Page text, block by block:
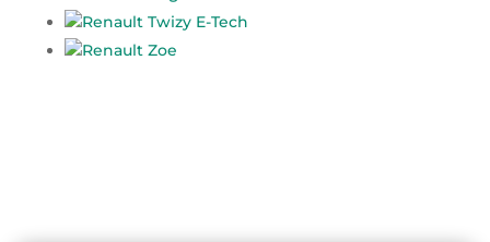
Renault Twizy E-Tech
Renault Zoe